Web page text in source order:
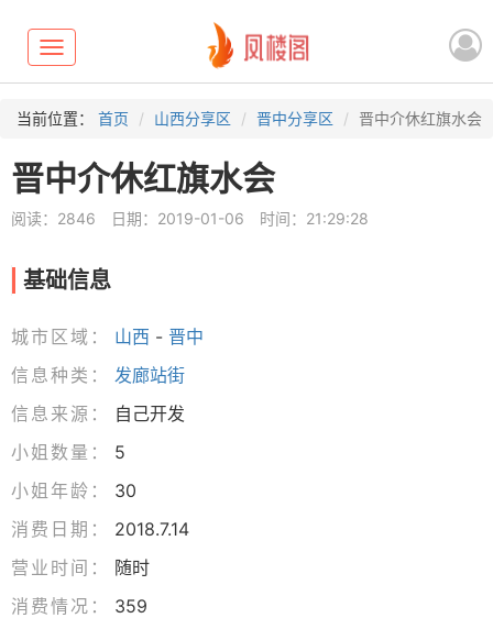
Toggle
navigation
当前位置： 首页 山西分享区 晋中分享区 晋中介休红旗水会
晋中介休红旗水会
阅读：2846 日期：2019-01-06 时间：21:29:28
基础信息
城市区域： 山西 - 晋中
信息种类：
发廊站街
信息来源：
自己开发
小姐数量：
5
小姐年龄：
30
消费日期：
2018.7.14
营业时间：
随时
消费情况：
359